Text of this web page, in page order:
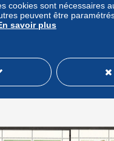
ALEMANIA 1987 -
± 1,73 $US
cookies sont nécessaires
peuvent être
savoir plus